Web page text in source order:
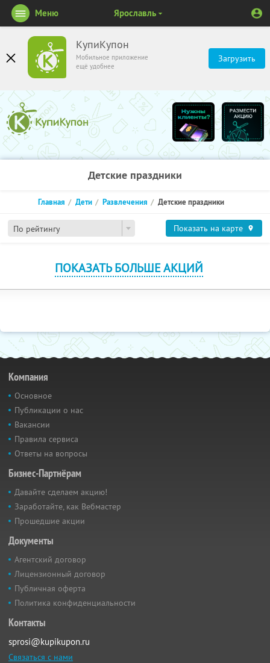
КупиКупон
Мобильное приложение
ещё удобнее
Загрузить
Меню Ярославль
Детские праздники
По рейтингу
Главная Дети Развлечения Детские праздники
Показать на карте
ПОКАЗАТЬ БОЛЬШЕ АКЦИЙ
Компания
Основное
Публикации о нас
Вакансии
Правила сервиса
Ответы на вопросы
Бизнес-Партнёрам
Давайте сделаем акцию!
Заработайте, как Вебмастер
Прошедшие акции
Документы
Агентский договор
Лицензионный договор
Публичная оферта
Политика конфиденциальности
Контакты
sprosi@kupikupon.ru
Связаться с нами